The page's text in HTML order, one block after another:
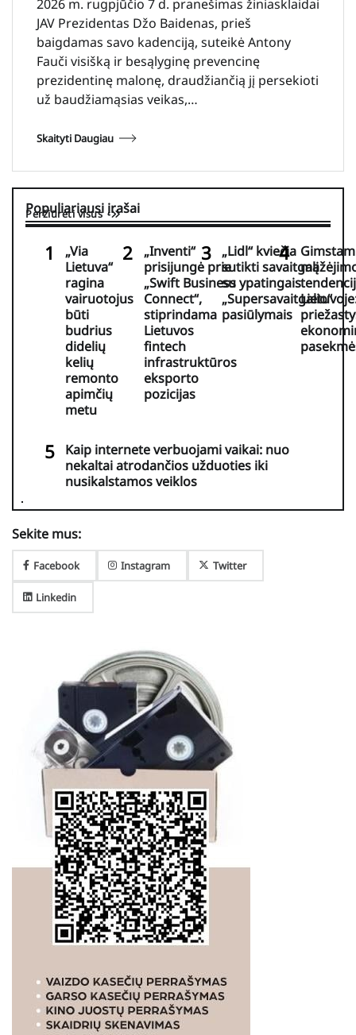
2026 m. rugpjūčio 7 d. pranešimas žiniasklaidai
JAV Prezidentas Džo Baidenas, prieš
baigdamas savo kadenciją, suteikė Antony
Fauči visišką ir besąlyginę prevencinę
prezidentinę malonę, draudžiančią jį persekioti
už baudžiamąsias veikas,…
Skaityti Daugiau
Populiariausi įrašai
Peržiūrėti visus
„Via
Lietuva“
ragina
vairuotojus
būti
budrius
didelių
kelių
remonto
apimčių
metu
„Inventi“
prisijungė prie
„Swift Business
Connect“,
stiprindama
Lietuvos
fintech
infrastruktūros
eksporto
pozicijas
„Lidl“ kviečia
sutikti savaitgalį
su ypatingais
„Supersavaitgalio“
pasiūlymais
Kaip internete verbuojami vaikai: nuo
nekaltai atrodančios užduoties iki
nusikalstamos veiklos
Sekite mus:
Facebook Instagram Twitter
Linkedin